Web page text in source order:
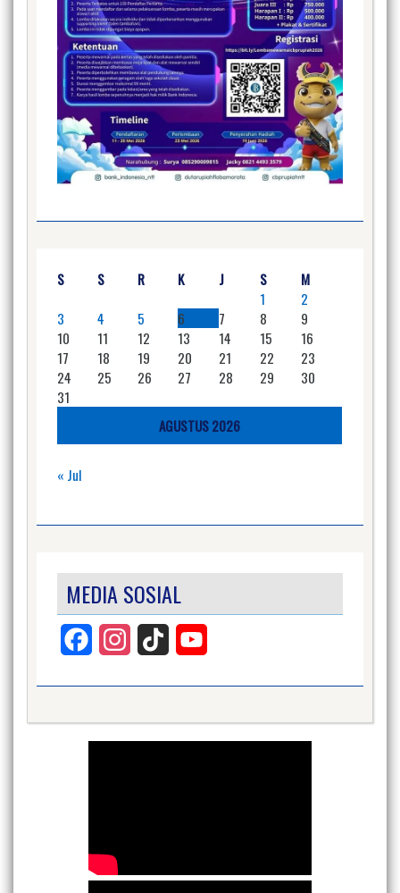
AGUSTUS 2026
S S R K J S
M
1
2
3
4 5 6 7 8
9
10
11 12 13 14 15
16
17
18 19 20 21 22
23
24
25 26 27 28 29
30
31
« Jul
MEDIA SOSIAL
Facebook InstagramTikTok